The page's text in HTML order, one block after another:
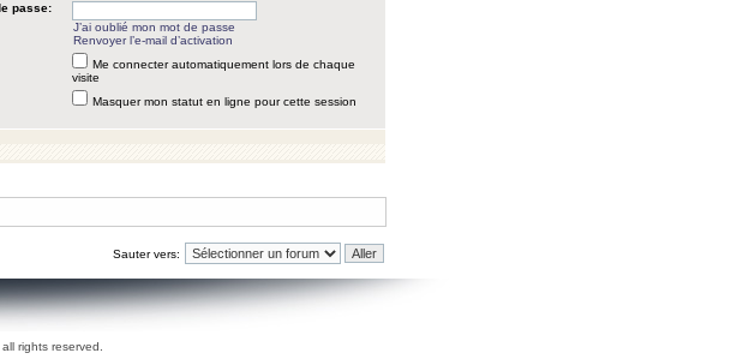
passe:
J’ai oublié mon mot de passe
Renvoyer l’e-mail d’activation
Me connecter automatiquement lors de chaque
visite
Masquer mon statut en ligne pour cette session
Sauter vers:
rights reserved.